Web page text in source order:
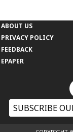
ABOUT US
PRIVACY POLICY
FEEDBACK
EPAPER